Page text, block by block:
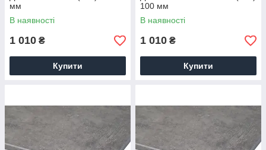
мм
В наявності
1 010 ₴
Купити
100 мм
В наявності
1 010 ₴
Купити